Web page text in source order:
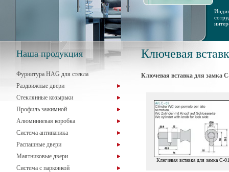
Наша продукция
Фурнитура HAG для стекла
Раздвижные двери
Стеклянные козырьки
Профиль зажимной
Алюминиевая коробка
Система антипаника
Распашные двери
Маятниковые двери
Система с парковкой
Ключевая
Ключевая вставка для замка
Ключевая вставка для замка С-01